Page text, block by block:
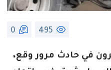
495
0
شخص وأصيب 3 آخرون في حادث مرور وقع،